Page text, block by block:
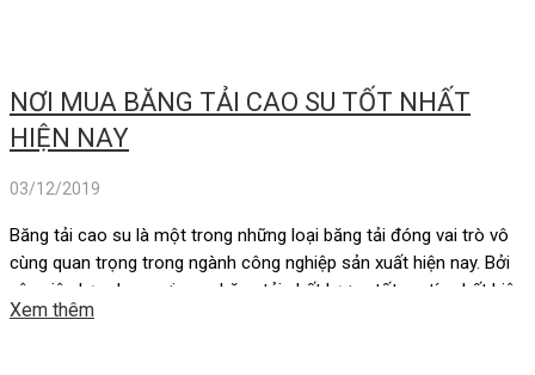
NƠI MUA BĂNG TẢI CAO SU TỐT NHẤT
HIỆN NAY
03/12/2019
Băng tải cao su là một trong những loại băng tải đóng vai trò vô
cùng quan trọng trong ngành công nghiệp sản xuất hiện nay. Bởi
vậy, việc lựa chọn nơi mua băng tải chất lượng tốt, uy tín nhất hiện
nay vẫn luôn là vấn đề được các doanh nghiệp quan tâm. Băng […]
Xem thêm